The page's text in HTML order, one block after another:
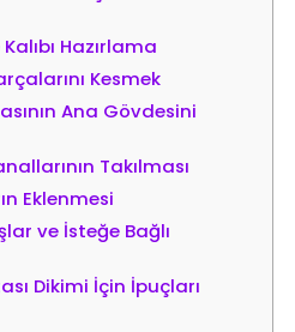
Hazırlama
Kesmek
Ana Gövdesini
Takılması
Eklenmesi
ve İsteğe Bağlı
Dikimi İçin İpuçları